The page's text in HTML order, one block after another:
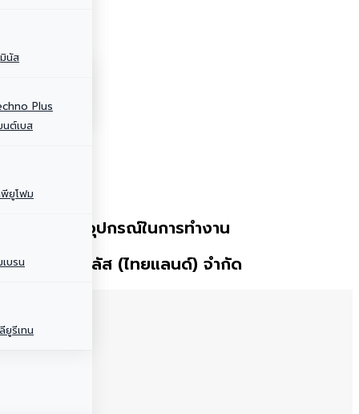
นัส
นต์เบส
พียูโฟม
บรน
ยูรีเทน
Plus
องมือ และอุปกรณ์ในการทํางาน
ษัท เทคโนพลัส (ไทยแลนด์) จํากัด